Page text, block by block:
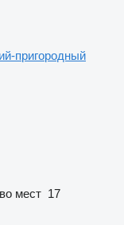
пригородный
мест 17